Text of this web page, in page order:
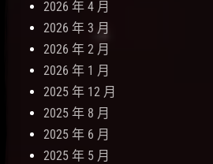
2026 年 4 月
2026 年 3 月
2026 年 2 月
2026 年 1 月
2025 年 12 月
2025 年 8 月
2025 年 6 月
2025 年 5 月